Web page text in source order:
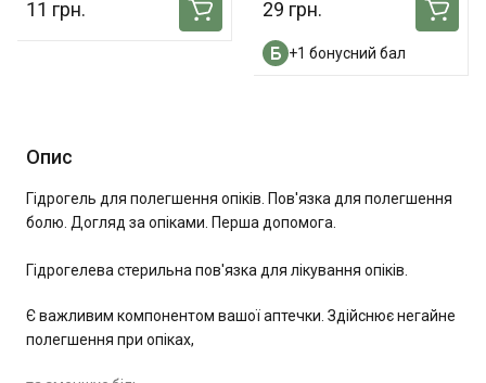
11 грн. 29 грн.
+1 бонусний бал
Опис
Гідрогель для полегшення опіків. Пов'язка для полегшення
болю. Догляд за опіками. Перша допомога.
Гідрогелева стерильна пов'язка для лікування опіків.
Є важливим компонентом вашої аптечки. Здійснює негайне
полегшення при опіках,